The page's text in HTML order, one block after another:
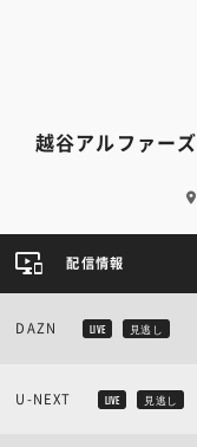
越谷アルファーズ
配信情報
DAZN LIVE 見逃し
U-NEXT LIVE 見逃し